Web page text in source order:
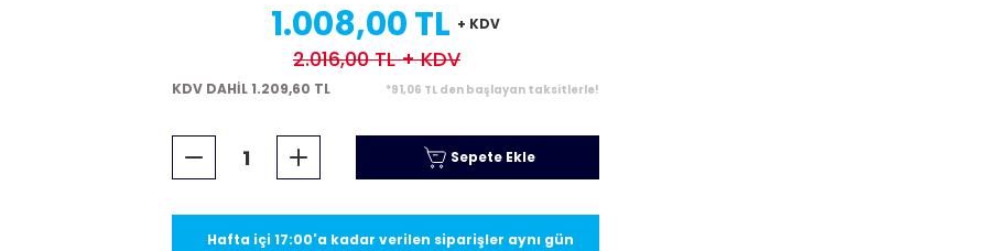
1.008,00 TL + KDV
2.016,00 TL+ KDV
KDV DAHİL 1.209,60 TL *91,06 TL den başlayan taksitlerle!
Sepete Ekle
Hafta içi 17:00'a kadar verilen siparişler aynı gün